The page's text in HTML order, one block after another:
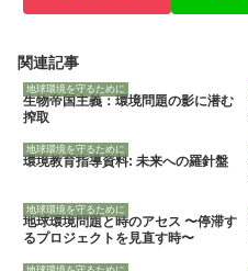
関連記事
地球環境を守るために
生物帝国主義：環境問題の影に潜む
搾取
地球環境を守るために
環境教育指導資料: 未来への羅針盤
地球環境を守るために
地球環境問題と時のアセス 〜停滞す
るプロジェクトを見直す時〜